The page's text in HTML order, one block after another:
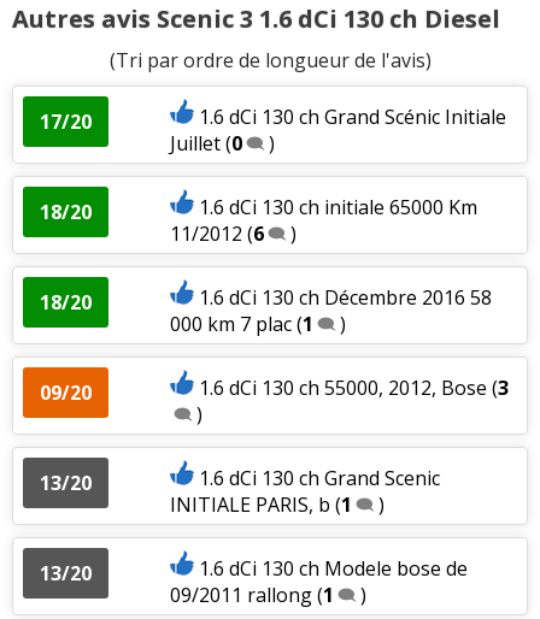
Autres avis Scenic 3 1.6 dCi 130 ch Diesel
(Tri par ordre de longueur de l'avis)
17/20
1.6 dCi 130 ch Grand Scénic Initiale
Juillet(0 )
18/20
1.6 dCi 130 ch initiale 65000 Km
11/2012 (6 )
18/20
1.6 dCi 130 ch Décembre 2016 58
000 km 7 plac(1 )
09/20 1.6 dCi 130 ch 55000, 2012, Bose (3
)
13/20
1.6 dCi 130 ch Grand Scenic
INITIALE PARIS, b (1 )
13/20
1.6 dCi 130 ch Modele bose de
09/2011 rallong(1 )